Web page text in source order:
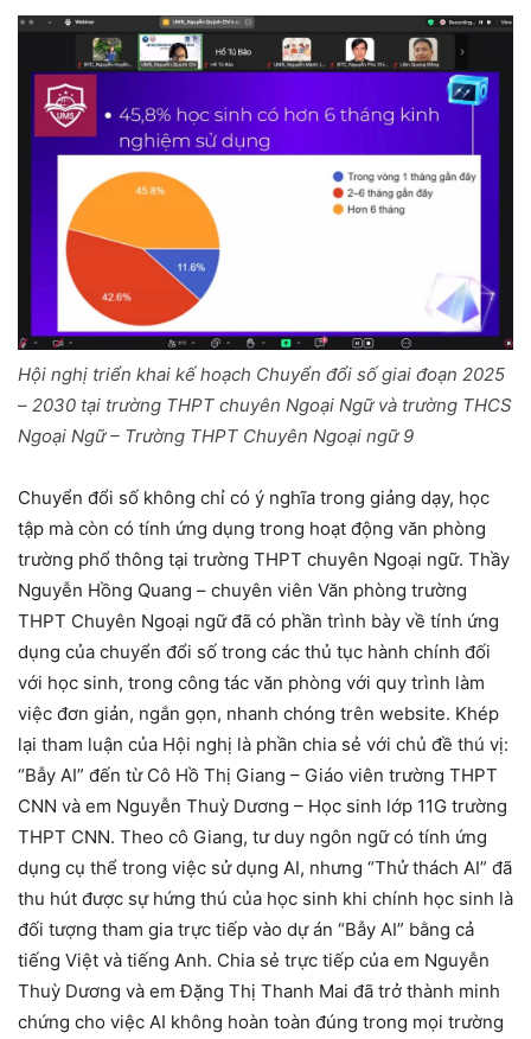
Hội nghị triển khai kế hoạch Chuyển đổi số giai đoạn 2025
– 2030 tại trường THPT chuyên Ngoại Ngữ và trường THCS
Ngoại Ngữ – Trường THPT Chuyên Ngoại ngữ 9
Chuyển đổi số không chỉ có ý nghĩa trong giảng dạy, học
tập mà còn có tính ứng dụng trong hoạt động văn phòng
trường phổ thông tại trường THPT chuyên Ngoại ngữ. Thầy
Nguyễn Hồng Quang – chuyên viên Văn phòng trường
THPT Chuyên Ngoại ngữ đã có phần trình bày về tính ứng
dụng của chuyển đổi số trong các thủ tục hành chính đối
với học sinh, trong công tác văn phòng với quy trình làm
việc đơn giản, ngắn gọn, nhanh chóng trên website. Khép
lại tham luận của Hội nghị là phần chia sẻ với chủ đề thú vị:
“Bẫy AI” đến từ Cô Hồ Thị Giang – Giáo viên trường THPT
CNN và em Nguyễn Thuỳ Dương – Học sinh lớp 11G trường
THPT CNN. Theo cô Giang, tư duy ngôn ngữ có tính ứng
dụng cụ thể trong việc sử dụng AI, nhưng “Thử thách AI” đã
thu hút được sự hứng thú của học sinh khi chính học sinh là
đối tượng tham gia trực tiếp vào dự án “Bẫy AI” bằng cả
tiếng Việt và tiếng Anh. Chia sẻ trực tiếp của em Nguyễn
Thuỳ Dương và em Đặng Thị Thanh Mai đã trở thành minh
chứng cho việc AI không hoàn toàn đúng trong mọi trường